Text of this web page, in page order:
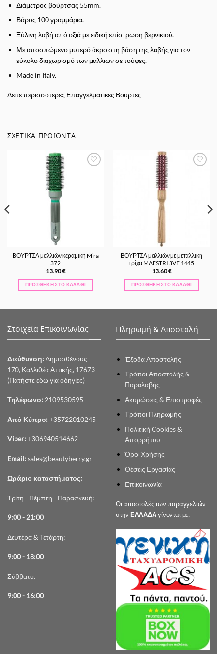
Διάμετρος βούρτσας 55mm.
Βάρος 100 γραμμάρια.
Ξύλινη λαβή από οξιά με ειδική επίστρωση βερνικιού.
Με αποσπώμενο μυτερό άκρο στη βάση της λαβής για τον
εύκολο διαχωρισμό των μαλλιών σε τούφες.
Made in Italy.
Δείτε περισσότερες Επαγγελματικές Βούρτες
ΣΧΕΤΙΚΆ ΠΡΟΪΌΝΤΑ
ΒΟΥΡΤΣΑ μαλλιών κεραμική Mira
372
13.90€
ΠΡΟΣΘΉΚΗ ΣΤΟ ΚΑΛΆΘΙ
ΒΟΥΡΤΣΑ μαλλιών με μεταλλική
τρίχα MAESTRI 3VE 1445
13.60€
ΠΡΟΣΘΉΚΗ ΣΤΟ ΚΑΛΆΘΙ
Στοιχεία Επικοινωνίας
Διεύθυνση: Δημοσθένους
170, Καλλιθέα Αττικής, 17673 -
(Πατήστε εδώ για οδηγίες)
Τηλέφωνο: 2109530595
Από Κύπρο: +35722010245
Viber: +306940514662
Email: sales@beautyberry.gr
Ωράριο καταστήματος:
Τρίτη - Πέμπτη - Παρασκευή:
9:00 - 21:00
Δευτέρα & Τετάρτη:
9:00 - 18:00
Σάββατο:
9:00 - 16:00
Πληρωμή & Αποστολή
Έξοδα Αποστολής
Τρόποι Αποστολής &
Παραλαβής
Ακυρώσεις & Επιστροφές
Τρόποι Πληρωμής
Πολιτική Cookies &
Απορρήτου
Όροι Χρήσης
Θέσεις Εργασίας
Επικοινωνία
Οι αποστολές των παραγγελιών
στην ΕΛΛΑΔΑγίνονται με: